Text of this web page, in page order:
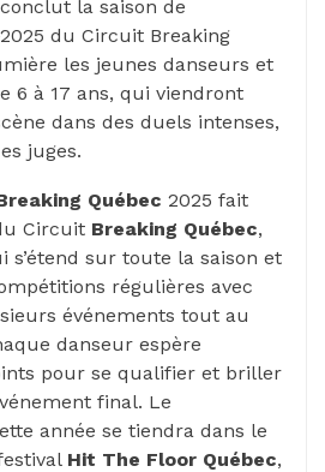
la saison de
du Circuit Breaking
les jeunes danseurs et
6 à 17 ans, qui viendront
dans des duels intenses,
juges.
Québec 2025 fait
Circuit Breaking Québec,
s’étend sur toute la saison et
régulières avec
événements tout au
danseur espère
pour se qualifier et briller
final. Le
année se tiendra dans le
Hit The Floor Québec,